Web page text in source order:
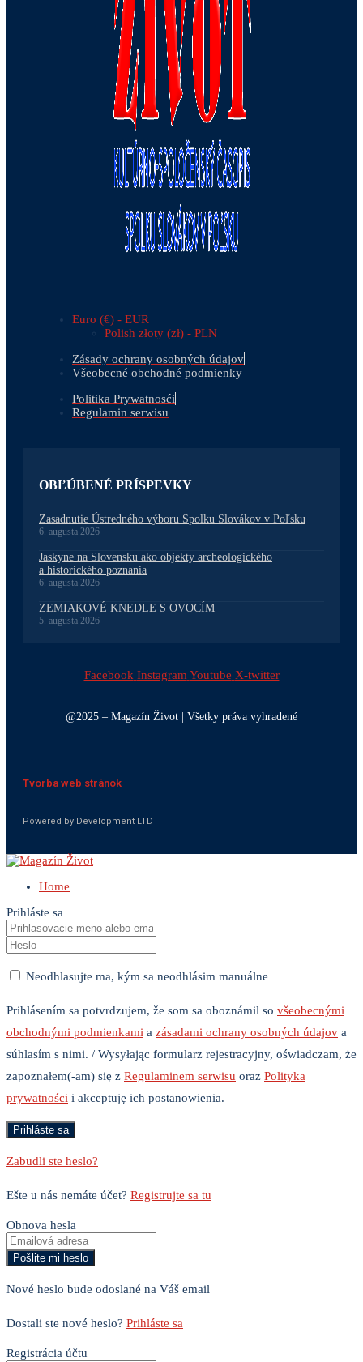
Euro (€) - EUR
Polish złoty (zł) - PLN
Zásady ochrany osobných údajov
Všeobecné obchodné podmienky
Politika Prywatnosći
Regulamin serwisu
OBĽÚBENÉ PRÍSPEVKY
Zasadnutie Ústredného výboru Spolku Slovákov v Poľsku
6. augusta 2026
Jaskyne na Slovensku ako objekty archeologického
a historického poznania
6. augusta 2026
ZEMIAKOVÉ KNEDLE S OVOCÍM
5. augusta 2026
Facebook Instagram Youtube X-twitter
@2025 – Magazín Život | Všetky práva vyhradené
Tvorba web stránok
Powered by Development LTD
Home
Prihláste sa
Neodhlasujte ma, kým sa neodhlásim manuálne
Prihlásením sa potvrdzujem, že som sa oboznámil so všeobecnými
obchodnými podmienkami a zásadami ochrany osobných údajov a
súhlasím s nimi. / Wysyłając formularz rejestracyjny, oświadczam, że
zapoznałem(-am) się z Regulaminem serwisu oraz Polityka
prywatności i akceptuję ich postanowienia.
Zabudli ste heslo?
Ešte u nás nemáte účet? Registrujte sa tu
Obnova hesla
Nové heslo bude odoslané na Váš email
Dostali ste nové heslo? Prihláste sa
Registrácia účtu